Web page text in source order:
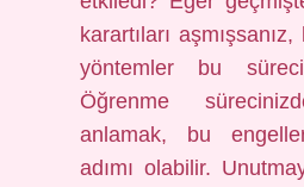
karartıları
yöntemler bu süreci
Öğrenme
anlamak, bu
adımı olabilir.